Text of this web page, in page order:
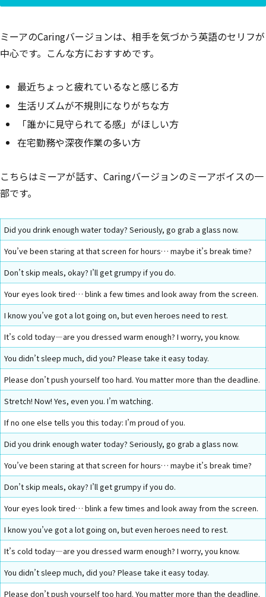
ミーアのCaringバージョンは、相手を気づかう英語のセリフが
中心です。こんな方におすすめです。
最近ちょっと疲れているなと感じる方
生活リズムが不規則になりがちな方
「誰かに見守られてる感」がほしい方
在宅勤務や深夜作業の多い方
こちらはミーアが話す、Caringバージョンのミーアボイスの一
部です。
Did you drink enough water today? Seriously, go grab a glass now.
You’ve been staring at that screen for hours… maybe it’s break time?
Don’t skip meals, okay? I’ll get grumpy if you do.
Your eyes look tired… blink a few times and look away from the screen.
I know you’ve got a lot going on, but even heroes need to rest.
It’s cold today—are you dressed warm enough? I worry, you know.
You didn’t sleep much, did you? Please take it easy today.
Please don’t push yourself too hard. You matter more than the deadline.
Stretch! Now! Yes, even you. I’m watching.
If no one else tells you this today: I’m proud of you.
Did you drink enough water today? Seriously, go grab a glass now.
You’ve been staring at that screen for hours… maybe it’s break time?
Don’t skip meals, okay? I’ll get grumpy if you do.
Your eyes look tired… blink a few times and look away from the screen.
I know you’ve got a lot going on, but even heroes need to rest.
It’s cold today—are you dressed warm enough? I worry, you know.
You didn’t sleep much, did you? Please take it easy today.
Please don’t push yourself too hard. You matter more than the deadline.